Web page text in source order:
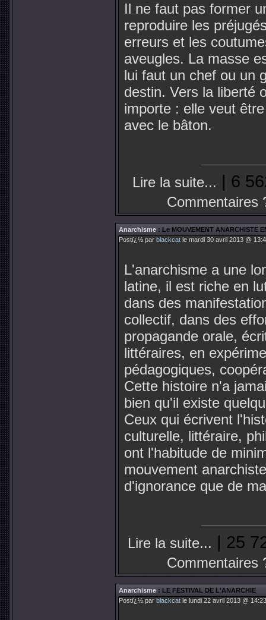
Il ne faut pas former
reproduire les
erreurs et les
aveugles. La masse
lui faut un chef ou un
destin. Vers la liberté
importe : elle veut
avec le bâton.
Lire la suite... | 6
Commentaires
Anarchisme : Le MOUVEMENT ANARCHISTE
Postï¿½ par blackcat le mardi 30 avril 2013 @
L'anarchisme a une
latine, il est riche en
dans des
collectif, dans des
propagande orale,
littéraires, en
pédagogiques,
Cette histoire n'a
bien qu'il existe
Ceux qui écrivent
culturelle, littéraire,
ont l'habitude de
mouvement
d'ignorance que de
Lire la suite... | 25
Commentaires
Anarchisme : LE FESTIVAL DE L'ANARCHIE
Postï¿½ par blackcat le lundi 22 avril 2013 @